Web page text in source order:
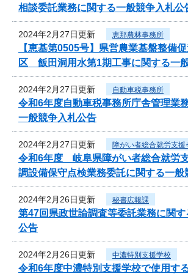
相談委託業務に関する一般競争入札公
2024年2月27日更新 恵那農林事務所
【恵基第0505号】県営農業基盤整備
区 飯田洞用水第1期工事に関する一
2024年2月27日更新 自動車税事務所
令和6年度自動車税事務所庁舎管理業
一般競争入札公告
2024年2月27日更新 障がい者総合就労支援
令和6年度 岐阜県障がい者総合就労
調設備保守点検業務委託に関する一般
2024年2月26日更新 秘書広報課
第47回県政世論調査等委託業務に関
公告
2024年2月26日更新 中濃特別支援学校
令和6年度中濃特別支援学校で使用す